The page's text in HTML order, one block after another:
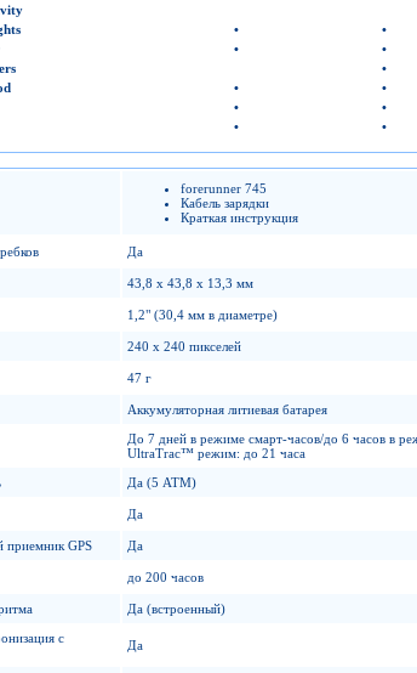
• •
• •
•
• •
• •
• •
forerunner 745
Кабель зарядки
Краткая инструкция
Да
43,8 x 43,8 x 13,3 мм
1,2" (30,4 мм в диаметре)
240 x 240 пикселей
47 г
Аккумуляторная литиевая батарея
До 7 дней в режиме смарт-часов/до 6 часов в
UltraTrac™ режим: до 21 часа
Да (5 ATM)
Да
приемник GPS Да
до 200 часов
Да (встроенный)
с
Да